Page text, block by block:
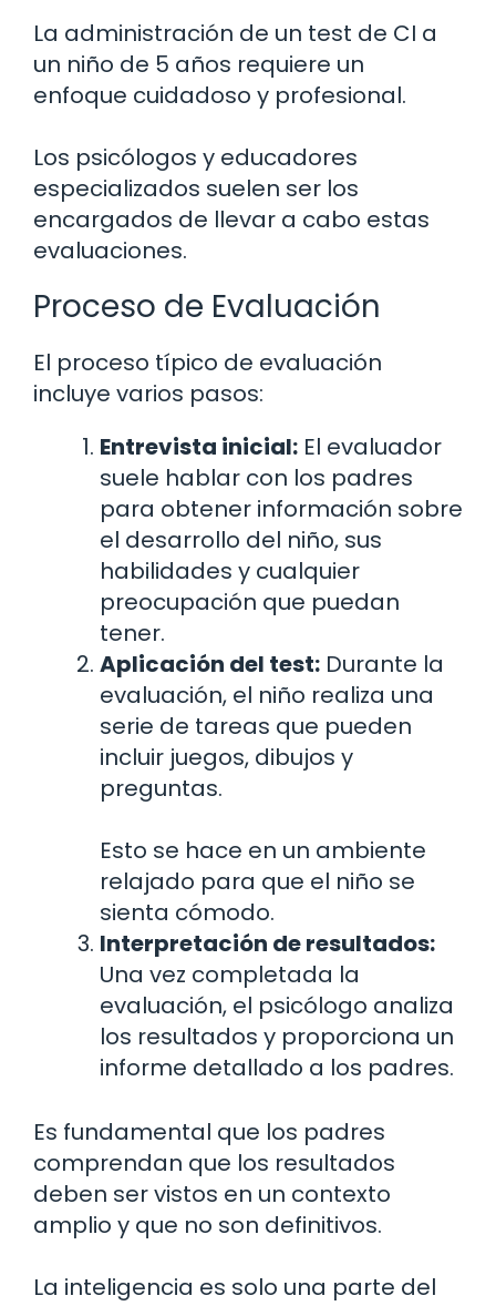
La administración de un test de CI a
un niño de 5 años requiere un
enfoque cuidadoso y profesional.
Los psicólogos y educadores
especializados suelen ser los
encargados de llevar a cabo estas
evaluaciones.
Proceso de Evaluación
El proceso típico de evaluación
incluye varios pasos:
Entrevista inicial: El evaluador
suele hablar con los padres
para obtener información sobre
el desarrollo del niño, sus
habilidades y cualquier
preocupación que puedan
tener.
Aplicación del test: Durante la
evaluación, el niño realiza una
serie de tareas que pueden
incluir juegos, dibujos y
preguntas.
Esto se hace en un ambiente
relajado para que el niño se
sienta cómodo.
Interpretación de resultados:
Una vez completada la
evaluación, el psicólogo analiza
los resultados y proporciona un
informe detallado a los padres.
Es fundamental que los padres
comprendan que los resultados
deben ser vistos en un contexto
amplio y que no son definitivos.
La inteligencia es solo una parte del